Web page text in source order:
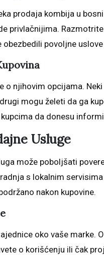
prodaja kombija u
privlačnijima.
povoljne uslove
o njihovim opcijama.
mogu želeti da ga
da donesu
Usluge
može poboljšati
s lokalnim
nakon kupovine.
oko vaše marke.
o korišćenju ili čak